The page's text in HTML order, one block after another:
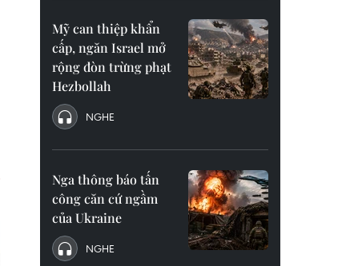
Mỹ can thiệp khẩn
cấp, ngăn Israel mở
rộng đòn trừng phạt
Hezbollah
NGHE
Nga thông báo tấn
công căn cứ ngầm
của Ukraine
NGHE